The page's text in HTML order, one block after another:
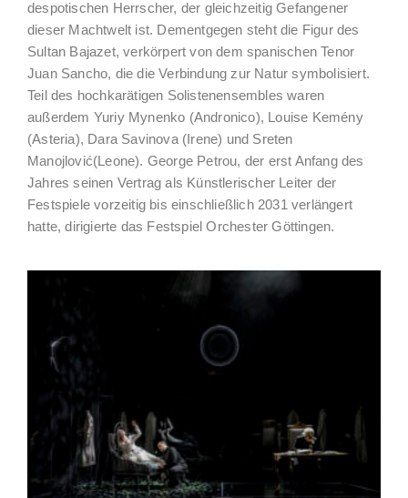
despotischen Herrscher, der gleichzeitig Gefangener
dieser Machtwelt ist. Dementgegen steht die Figur des
Sultan Bajazet, verkörpert von dem spanischen Tenor
Juan Sancho, die die Verbindung zur Natur symbolisiert.
Teil des hochkarätigen Solistenensembles waren
außerdem Yuriy Mynenko (Andronico), Louise Kemény
(Asteria), Dara Savinova (Irene) und Sreten
Manojlović(Leone). George Petrou, der erst Anfang des
Jahres seinen Vertrag als Künstlerischer Leiter der
Festspiele vorzeitig bis einschließlich 2031 verlängert
hatte, dirigierte das Festspiel Orchester Göttingen.